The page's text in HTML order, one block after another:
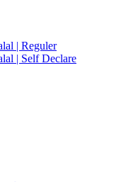
| Reguler
| Self Declare